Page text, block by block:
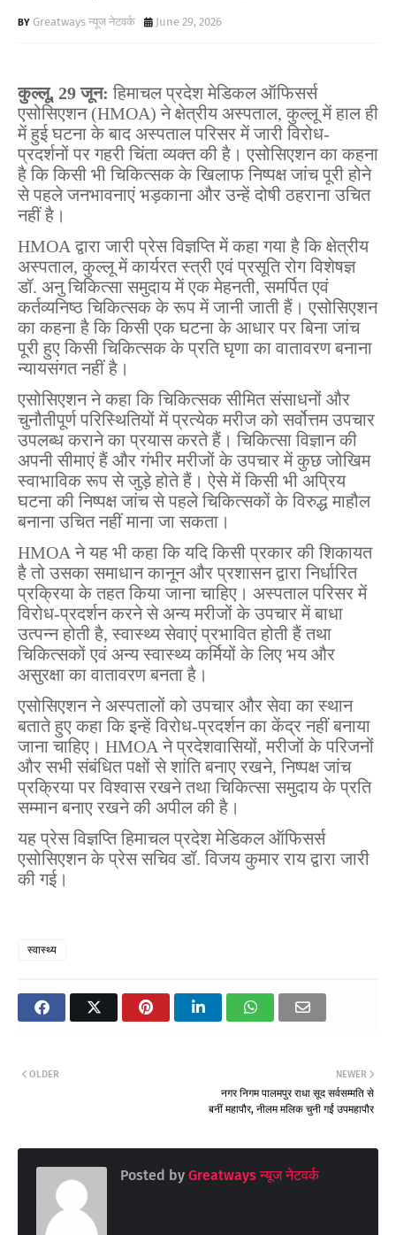
Greatways न्यूज नेटवर्क June 29, 2026
कुल्लू, 29 जून: हिमाचल प्रदेश मेडिकल ऑफिसर्स
एसोसिएशन (HMOA) ने क्षेत्रीय अस्पताल, कुल्लू में हाल ही
में हुई घटना के बाद अस्पताल परिसर में जारी विरोध-
प्रदर्शनों पर गहरी चिंता व्यक्त की है। एसोसिएशन का कहना
है कि किसी भी चिकित्सक के खिलाफ निष्पक्ष जांच पूरी होने
से पहले जनभावनाएं भड़काना और उन्हें दोषी ठहराना उचित
नहीं है।
HMOA द्वारा जारी प्रेस विज्ञप्ति में कहा गया है कि क्षेत्रीय
अस्पताल, कुल्लू में कार्यरत स्त्री एवं प्रसूति रोग विशेषज्ञ
डॉ. अनु चिकित्सा समुदाय में एक मेहनती, समर्पित एवं
कर्तव्यनिष्ठ चिकित्सक के रूप में जानी जाती हैं। एसोसिएशन
का कहना है कि किसी एक घटना के आधार पर बिना जांच
पूरी हुए किसी चिकित्सक के प्रति घृणा का वातावरण बनाना
न्यायसंगत नहीं है।
एसोसिएशन ने कहा कि चिकित्सक सीमित संसाधनों और
चुनौतीपूर्ण परिस्थितियों में प्रत्येक मरीज को सर्वोत्तम उपचार
उपलब्ध कराने का प्रयास करते हैं। चिकित्सा विज्ञान की
अपनी सीमाएं हैं और गंभीर मरीजों के उपचार में कुछ जोखिम
स्वाभाविक रूप से जुड़े होते हैं। ऐसे में किसी भी अप्रिय
घटना की निष्पक्ष जांच से पहले चिकित्सकों के विरुद्ध माहौल
बनाना उचित नहीं माना जा सकता।
HMOA ने यह भी कहा कि यदि किसी प्रकार की शिकायत
है तो उसका समाधान कानून और प्रशासन द्वारा निर्धारित
प्रक्रिया के तहत किया जाना चाहिए। अस्पताल परिसर में
विरोध-प्रदर्शन करने से अन्य मरीजों के उपचार में बाधा
उत्पन्न होती है, स्वास्थ्य सेवाएं प्रभावित होती हैं तथा
चिकित्सकों एवं अन्य स्वास्थ्य कर्मियों के लिए भय और
असुरक्षा का वातावरण बनता है।
एसोसिएशन ने अस्पतालों को उपचार और सेवा का स्थान
बताते हुए कहा कि इन्हें विरोध-प्रदर्शन का केंद्र नहीं बनाया
जाना चाहिए। HMOA ने प्रदेशवासियों, मरीजों के परिजनों
और सभी संबंधित पक्षों से शांति बनाए रखने, निष्पक्ष जांच
प्रक्रिया पर विश्वास रखने तथा चिकित्सा समुदाय के प्रति
सम्मान बनाए रखने की अपील की है।
यह प्रेस विज्ञप्ति हिमाचल प्रदेश मेडिकल ऑफिसर्स
एसोसिएशन के प्रेस सचिव डॉ. विजय कुमार राय द्वारा जारी
की गई।
स्वास्थ्य
NEWER
नगर निगम पालमपुर राधा सूद सर्वसम्मति से
बनीं महापौर, नीलम मलिक चुनी गईं उपमहापौर
OLDER
Posted by Greatways न्यूज नेटवर्क